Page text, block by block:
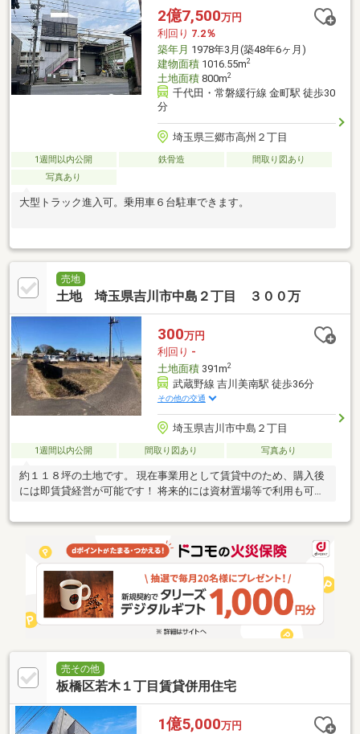
2億7,500万円
利回り 7.2％
築年月 1978年3月(築48年6ヶ月)
建物面積1016.55m2
土地面積800m2
千代田・常磐緩行線 金町駅 徒歩30
分
埼玉県三郷市高州２丁目
1週間以内公開 鉄骨造
間取り図あり
写真あり
大型トラック進入可。乗用車６台駐車できます。
売地
土地 埼玉県吉川市中島２丁目 ３００万
300万円
利回り -
土地面積391m2
武蔵野線 吉川美南駅 徒歩36分
その他の交通
埼玉県吉川市中島２丁目
1週間以内公開 間取り図あり 写真あり
約１１８坪の土地です。 現在事業用として賃貸中のため、購入後
には即賃貸経営が可能です！ 将来的には資材置場等で利用も可能
売その他
板橋区若木１丁目賃貸併用住宅
1億5,000万円